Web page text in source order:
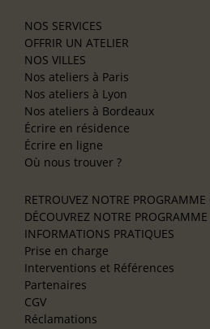
NOS SERVICES
OFFRIR UN ATELIER
NOS VILLES
Nos ateliers à Paris
Nos ateliers à Lyon
Nos ateliers à Bordeaux
Écrire en résidence
Écrire en ligne
Où nous trouver ?
RETROUVEZ NOTRE PROGRAMME
DÉCOUVREZ NOTRE
INFORMATIONS PRATIQUES
Prise en charge
Interventions et Références
Partenaires
CGV
Réclamations